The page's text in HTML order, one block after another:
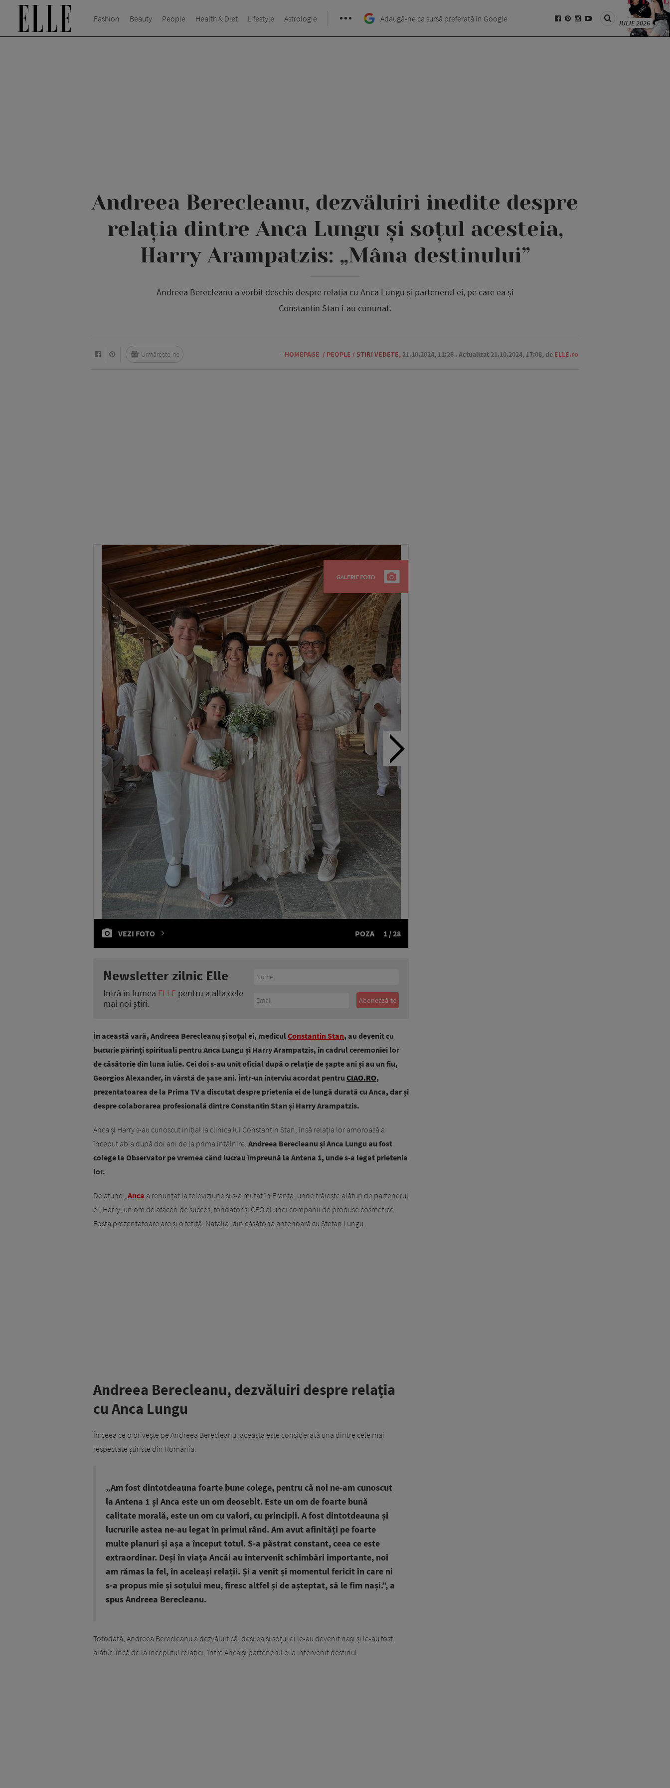
Fashion Beauty People Health & Diet Lifestyle Astrologie Adaugă-ne ca sursă preferată în Google IULIE 2026
Andreea Berecleanu, dezvăluiri inedite despre
relația dintre Anca Lungu și soțul acesteia,
Harry Arampatzis: „Mâna destinului”
Andreea Berecleanu a vorbit deschis despre relația cu Anca Lungu și partenerul ei, pe care ea și
Constantin Stan i-au cununat.
—HOMEPAGE / PEOPLE / STIRI VEDETE, 21.10.2024, 11:26 . Actualizat 21.10.2024, 17:08, de ELLE.ro
Urmărește-ne
VEZI FOTO POZA 1 / 28
Newsletter zilnic Elle
Intră în lumea ELLE pentru a afla cele
mai noi știri.
În această vară, Andreea Berecleanu și soțul ei, mediculConstantin Stan, au devenit cu
bucurie părinți spirituali pentru Anca Lungu și Harry Arampatzis, în cadrul ceremoniei lor
de căsătorie din luna iulie. Cei doi s-au unit oficial după o relație de șapte ani și au un fiu,
Georgios Alexander, în vârstă de șase ani. Într-un interviu acordat pentru CIAO.RO,
prezentatoarea de la Prima TV a discutat despre prietenia ei de lungă durată cu Anca, dar și
despre colaborarea profesională dintre Constantin Stan și Harry Arampatzis.
Anca și Harry s-au cunoscut inițial la clinica lui Constantin Stan, însă relația lor amoroasă a
început abia după doi ani de la prima întâlnire. Andreea Berecleanu și Anca Lungu au fost
colege la Observator pe vremea când lucrau împreună la Antena 1, unde s-a legat prietenia
lor.
De atunci, Anca a renunțat la televiziune și s-a mutat în Franța, unde trăiește alături de partenerul
ei, Harry, un om de afaceri de succes, fondator și CEO al unei companii de produse cosmetice.
Fosta prezentatoare are și o fetiță, Natalia, din căsătoria anterioară cu Ștefan Lungu.
Andreea Berecleanu, dezvăluiri despre relația
cu Anca Lungu
În ceea ce o privește pe Andreea Berecleanu, aceasta este considerată una dintre cele mai
respectate știriste din România.
„Am fost dintotdeauna foarte bune colege, pentru că noi ne-am cunoscut
la Antena 1 și Anca este un om deosebit. Este un om de foarte bună
calitate morală, este un om cu valori, cu principii. A fost dintotdeauna și
lucrurile astea ne-au legat în primul rând. Am avut afinități pe foarte
multe planuri și așa a început totul. S-a păstrat constant, ceea ce este
extraordinar. Deși în viața Ancăi au intervenit schimbări importante, noi
am rămas la fel, în aceleași relații. Și a venit și momentul fericit în care ni
s-a propus mie și soțului meu, firesc altfel și de așteptat, să le fim nași.”, a
spus Andreea Berecleanu.
Totodată, Andreea Berecleanu a dezvăluit că, deși ea și soțul ei le-au devenit nași și le-au fost
alături încă de la începutul relației, între Anca și partenerul ei a intervenit destinul.